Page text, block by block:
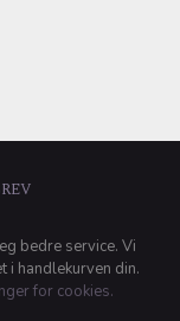
bedre service. Vi
i handlekurven din.
for cookies.